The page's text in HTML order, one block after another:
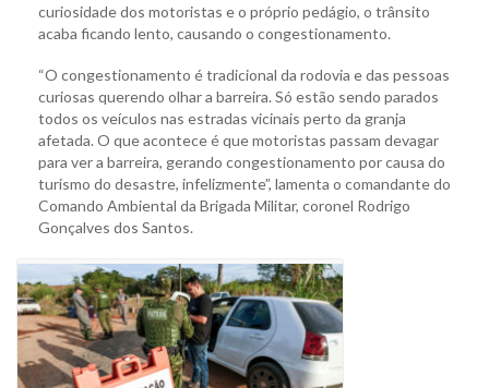
curiosidade dos motoristas e o próprio pedágio, o trânsito
acaba ficando lento, causando o congestionamento.
“O congestionamento é tradicional da rodovia e das pessoas
curiosas querendo olhar a barreira. Só estão sendo parados
todos os veículos nas estradas vicinais perto da granja
afetada. O que acontece é que motoristas passam devagar
para ver a barreira, gerando congestionamento por causa do
turismo do desastre, infelizmente”, lamenta o comandante do
Comando Ambiental da Brigada Militar, coronel Rodrigo
Gonçalves dos Santos.